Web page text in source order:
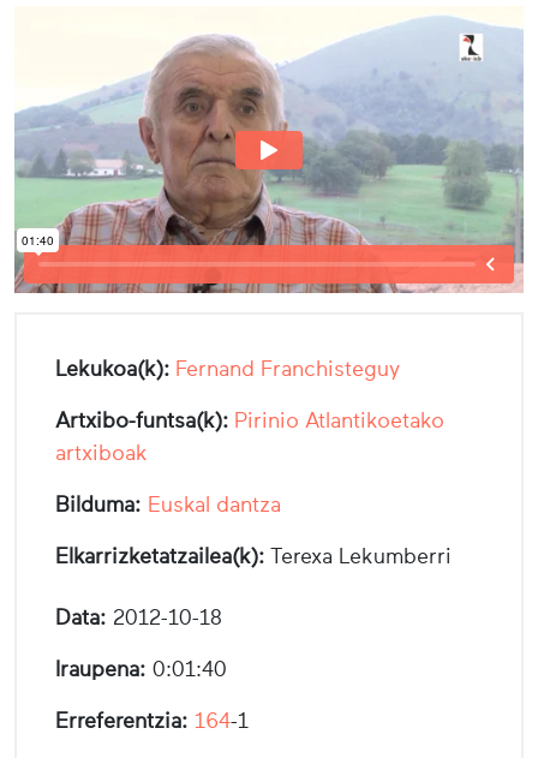
Lekukoa(k): Fernand Franchisteguy
Artxibo-funtsa(k): Pirinio Atlantikoetako
artxiboak
Bilduma: Euskal dantza
Elkarrizketatzailea(k): Terexa Lekumberri
Data: 2012-10-18
Iraupena: 0:01:40
Erreferentzia: 164-1